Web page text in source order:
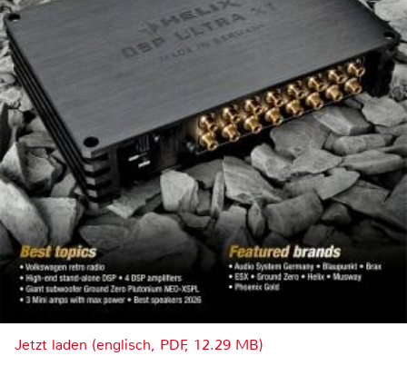
Jetzt laden (englisch, PDF, 12.29 MB)